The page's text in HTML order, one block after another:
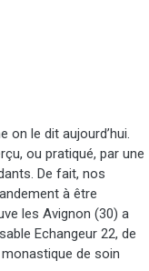
on le dit aujourd’hui.
ou pratiqué, par une
De fait, nos
à être
les Avignon (30) a
Echangeur 22, de
de soin